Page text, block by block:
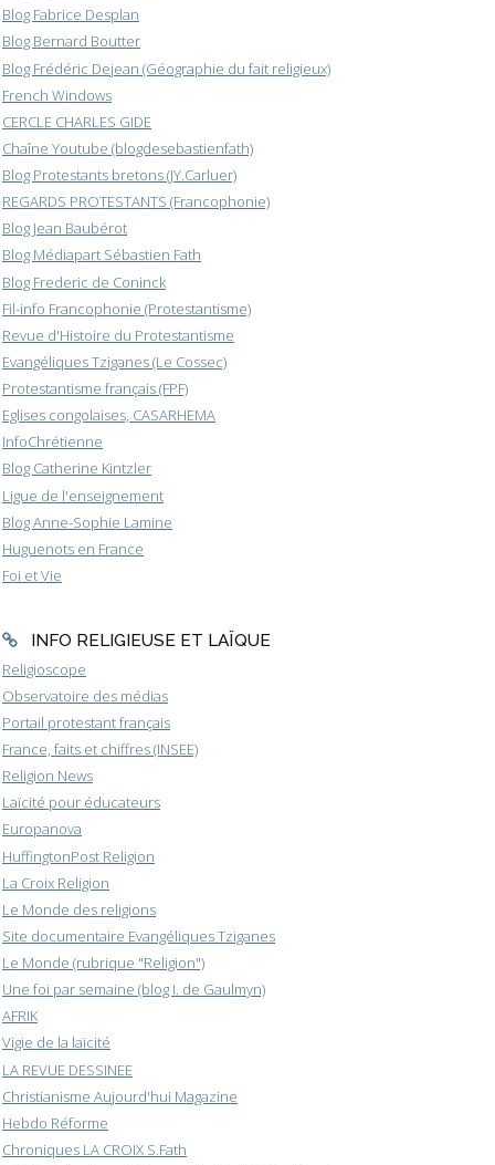
Blog Fabrice Desplan
Blog Bernard Boutter
Blog Frédéric Dejean (Géographie du fait religieux)
French Windows
CERCLE CHARLES GIDE
Chaîne Youtube (blogdesebastienfath)
Blog Protestants bretons (JY.Carluer)
REGARDS PROTESTANTS (Francophonie)
Blog Jean Baubérot
Blog Médiapart Sébastien Fath
Blog Frederic de Coninck
Fil-info Francophonie (Protestantisme)
Revue d'Histoire du Protestantisme
Evangéliques Tziganes (Le Cossec)
Protestantisme français (FPF)
Eglises congolaises, CASARHEMA
InfoChrétienne
Blog Catherine Kintzler
Ligue de l'enseignement
Blog Anne-Sophie Lamine
Huguenots en France
Foi et Vie
INFO RELIGIEUSE ET LAÏQUE
Religioscope
Observatoire des médias
Portail protestant français
France, faits et chiffres (INSEE)
Religion News
Laïcité pour éducateurs
Europanova
HuffingtonPost Religion
La Croix Religion
Le Monde des religions
Site documentaire Evangéliques Tziganes
Le Monde (rubrique "Religion")
Une foi par semaine (blog I. de Gaulmyn)
AFRIK
Vigie de la laïcité
LA REVUE DESSINEE
Christianisme Aujourd'hui Magazine
Hebdo Réforme
Chroniques LA CROIX S.Fath